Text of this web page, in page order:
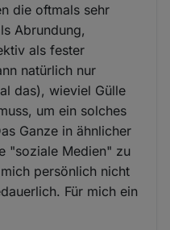
die oftmals sehr
Abrundung,
als fester
natürlich nur
das), wieviel Gülle
um ein solches
Ganze in ähnlicher
"soziale Medien" zu
persönlich nicht
Für mich ein